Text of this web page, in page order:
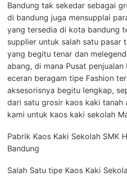
Bandung tak sekedar sebagai
di bandung juga mensupplai
yang tersedia di kota bandung
supplier untuk salah satu pasar
yang begitu tenar dan
abang, di mana Pusat
eceran beragam tipe Fashion
aksesorisnya begitu lengkap,
dari satu grosir kaos kaki tanah
kami untuk kaos kaki sekolah
Pabrik Kaos Kaki Sekolah SMK
Bandung
Salah Satu tipe Kaos Kaki